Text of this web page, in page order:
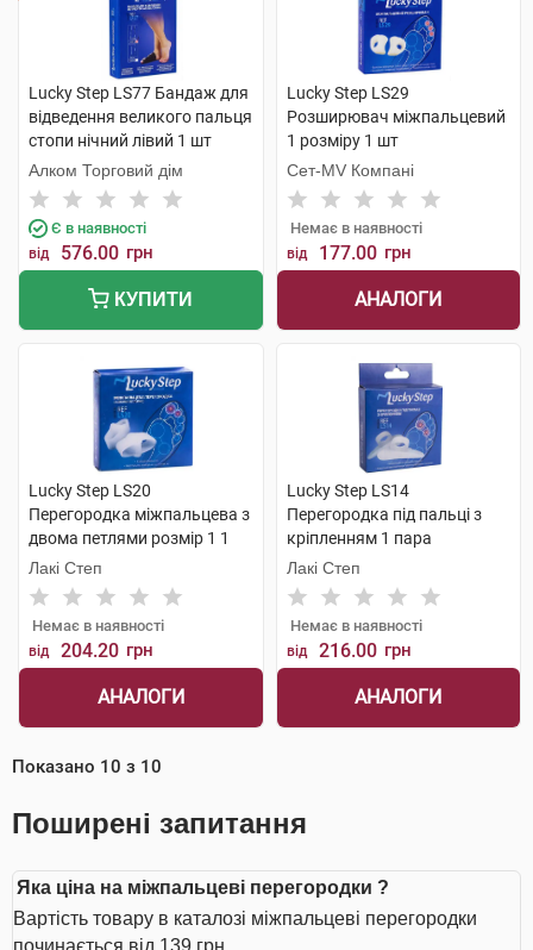
Lucky Step LS77 Бандаж для
відведення великого пальця
стопи нічний лівий 1 шт
Алком Торговий дім
Є в наявності
від 576.00 грн
КУПИТИ
Lucky Step LS29
Розширювач міжпальцевий
1 розміру 1 шт
Сет-MV Компані
Немає в наявності
від 177.00 грн
АНАЛОГИ
Lucky Step LS20
Перегородка міжпальцева з
двома петлями розмір 1 1
пара
Лакі Степ
Немає в наявності
від 204.20 грн
АНАЛОГИ
Lucky Step LS14
Перегородка під пальці з
кріпленням 1 пара
Лакі Степ
Немає в наявності
від 216.00 грн
АНАЛОГИ
Показано 10 з 10
Поширені запитання
Яка ціна на міжпальцеві перегородки ?
Вартість товару в каталозі міжпальцеві перегородки
починається від 139 грн.